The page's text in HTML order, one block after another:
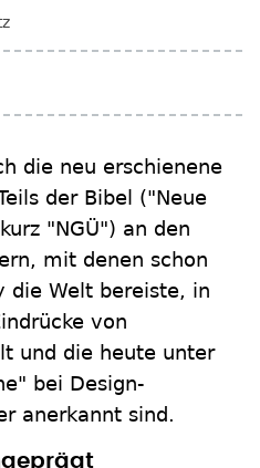
die neu erschienene
der Bibel ("Neue
"NGÜ") an den
mit denen schon
die Welt bereiste, in
von
und die heute unter
bei Design-
anerkannt sind.